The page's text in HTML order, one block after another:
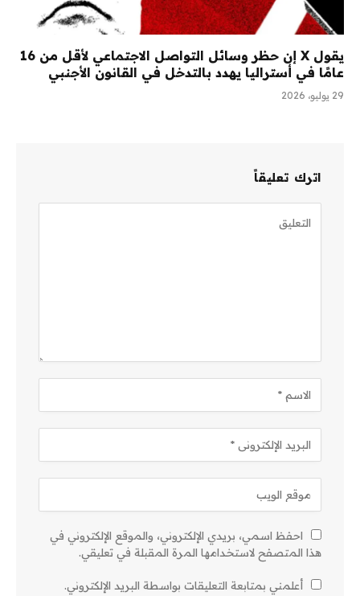
يقول X إن حظر وسائل التواصل الاجتماعي لأقل من 16
عامًا في أستراليا يهدد بالتدخل في القانون الأجنبي
29 يوليو، 2026
اترك تعليقاً
احفظ اسمي، بريدي الإلكتروني، والموقع الإلكتروني في
هذا المتصفح لاستخدامها المرة المقبلة في تعليقي.
أعلمني بمتابعة التعليقات بواسطة البريد الإلكتروني.